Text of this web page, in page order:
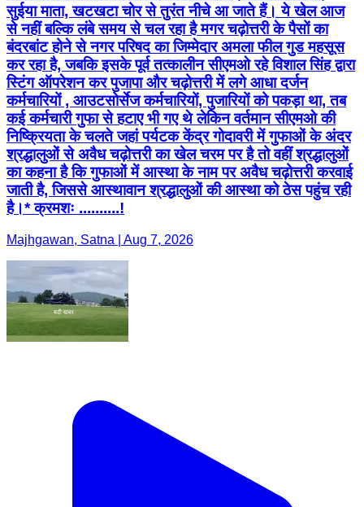
सुईया माता, खटखटा चोर से तुरंत नीचे आ जाते हैं। ये खेल आज
से नहीं बल्कि लंबे समय से चल रहा है मगर चढ़ोत्तरी के पैसों का
बंदरबांट होने से नगर परिषद का जिम्मेदार अमला फील गुड महसूस
कर रहा है, जबकि इसके पूर्व तत्कालीन सीएमओ रहे विशाल सिंह द्वारा
स्टिंग ऑपरेशन कर पुजापा और चढ़ोत्तरी में लगे आधा दर्जन
कर्मचारियों , आउटसोर्सेज कर्मचारियों, पुजारियों को पकड़ा था, तब
कई कर्मचारी गुफा से हटाए भी गए थे लेकिन वर्तमान सीएमओ की
निष्क्रियता के चलते जहां पर्यटक केंद्र गोदावरी में गुफाओं के अंदर
श्रद्धालुओं से अवैध चढ़ोत्तरी का खेल चरम पर है तो वहीं श्रद्धालुओं
का कहना है कि गुफाओं में आस्था के नाम पर अवैध चढ़ोत्तरी करवाई
जाती है, जिससे आस्थावान श्रद्धालुओं की आस्था को ठेस पहुंच रही
है।* क्रमशः ..........!
Majhgawan, Satna | Aug 7, 2026